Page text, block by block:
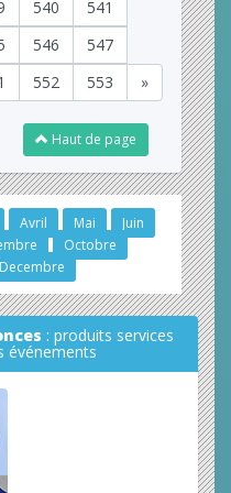
540
541
546
547
552 553 »
Haut de page
Avril Mai
Juin
Octobre
Decembre
: produits services
événements